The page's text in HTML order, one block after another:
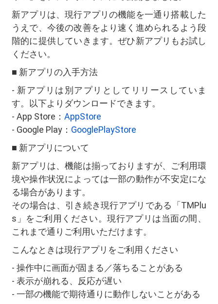
新アプリは、現行アプリの機能を一通り搭載した
うえで、今後の改善をより速く進められるよう段
階的に提供していきます。ぜひ新アプリもお試し
ください。
■ 新アプリの入手方法
- 新アプリは別アプリとしてリリースしていま
す。以下よりダウンロードできます。
- App Store： AppStore
- Google Play： GooglePlayStore
■ 新アプリについて
新アプリは、機能は揃っておりますが、ご利用環
境や操作状況によっては一部の動作が不安定にな
る場合があります。
その場合は、引き続き現行アプリである「TMPlu
s」をご利用ください。現行アプリは当面の間、
これまで通りご利用いただけます。
こんなときは現行アプリをご利用ください
- 操作中に画面が固まる／落ちることがある
- 表示が崩れる、反応が遅い
- 一部の機能で期待通りに動作しないことがある